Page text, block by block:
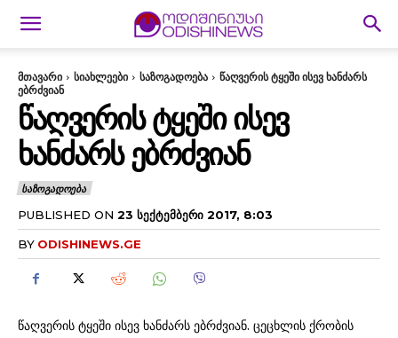
მთავარი სიახლეები საზოგადოება
წაღვერის ტყეში ისევ ხანძარს
ებრძვიან
ᲬᲐᲦᲕᲔᲠᲘᲡ ᲢᲧᲔᲨᲘ ᲘᲡᲔᲕ
ᲮᲐᲜᲫᲐᲠᲡ ᲔᲑᲠᲫᲕᲘᲐᲜ
ᲡᲐᲖᲝᲒᲐᲓᲝᲔᲑᲐ
PUBLISHED ON 23 ᲡᲔᲥᲢᲔᲛᲑᲔᲠᲘ 2017, 8:03
BY ODISHINEWS.GE
წაღვერის ტყეში ისევ ხანძარს ებრძვიან. ცეცხლის ქრობის